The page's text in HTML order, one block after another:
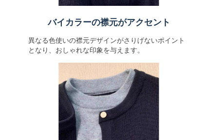
バイカラーの襟元がアクセント
異なる色使いの襟元デザインがさりげないポイント
となり、おしゃれな印象を与えます。